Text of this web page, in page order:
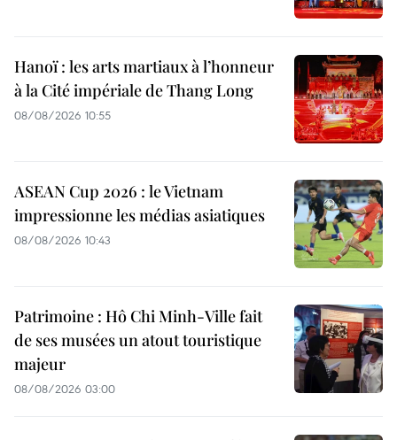
Hanoï : les arts martiaux à l’honneur
à la Cité impériale de Thang Long
08/08/2026 10:55
ASEAN Cup 2026 : le Vietnam
impressionne les médias asiatiques
08/08/2026 10:43
Patrimoine : Hô Chi Minh-Ville fait
de ses musées un atout touristique
majeur
08/08/2026 03:00